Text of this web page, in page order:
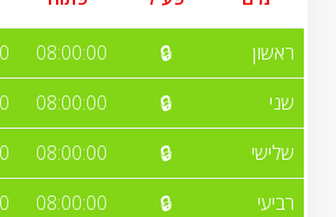
ראשון 🔒
08:00:00
שני
🔒
08:00:00
שלישי
🔒
08:00:00
רביעי
🔒
08:00:00